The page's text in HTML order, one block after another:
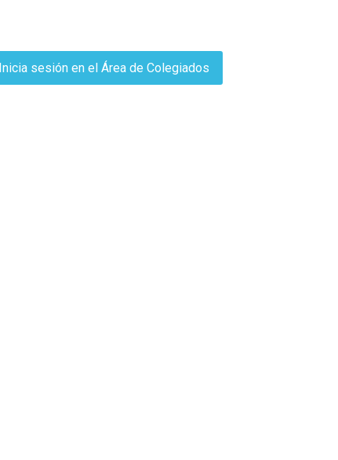
Inicia sesión en el Área de Colegiados